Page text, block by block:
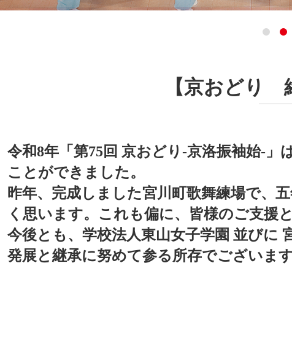
【京おどり
令和8年「第75回 京おどり-京洛振袖始-」
ことができました。
昨年、完成しました宮川町歌舞練場で、
く思います。これも偏に、皆様のご支援
今後とも、学校法人東山女子学園 並びに
発展と継承に努めて参る所存でございます